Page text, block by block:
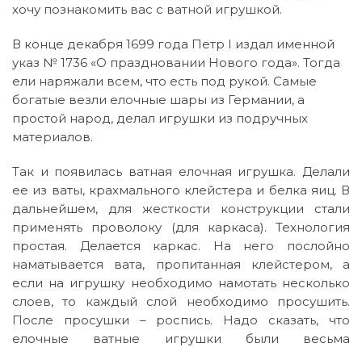
хочу познакомить вас с ватной игрушкой.
В конце декабря 1699 года Петр I издал именной
указ № 1736 «О праздновании Нового года». Тогда
ели наряжали всем, что есть под рукой. Самые
богатые везли елочные шары из Германии, а
простой народ, делал игрушки из подручных
материалов.
Так и появилась ватная елочная игрушка. Делали
ее из ваты, крахмального клейстера и белка яиц. В
дальнейшем, для жесткости конструкции стали
применять проволоку (для каркаса). Технология
простая. Делается каркас. На него послойно
наматывается вата, пропитанная клейстером, а
если на игрушку необходимо намотать несколько
слоев, то каждый слой необходимо просушить.
После просушки – роспись. Надо сказать, что
елочные ватные игрушки были весьма